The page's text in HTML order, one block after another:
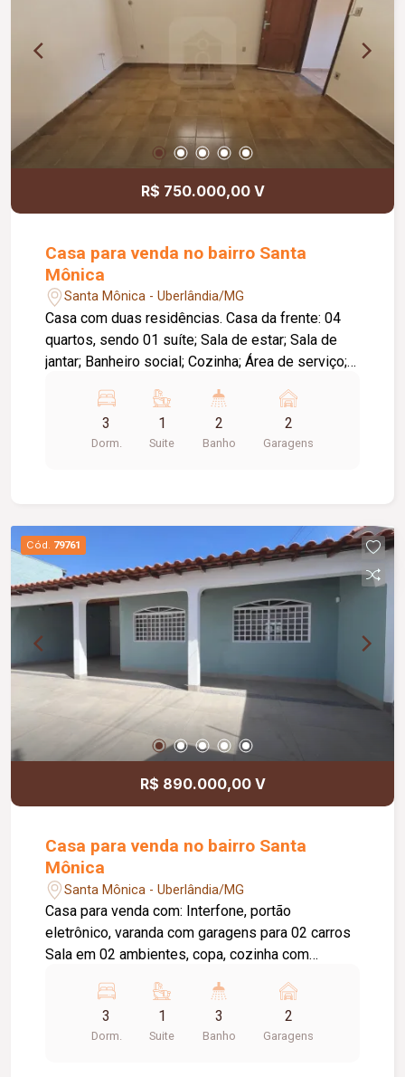
R$ 750.000,00 V
Casa para venda no bairro Santa
Mônica
Santa Mônica - Uberlândia/MG
Casa com duas residências. Casa da frente: 04
quartos, sendo 01 suíte; Sala de estar; Sala de
jantar; Banheiro social; Cozinha; Área de serviço;
quartos; Sala; Banheiro social; Cozinha; Área de
serviço; Garagem para moto; Diferenciais: Laje;
Piso em cerâmica; Informações complementares:
3
Dorm.
1
Suite
2
Banho
2
Garagens
Cód. 79761
R$ 890.000,00 V
Casa para venda no bairro Santa
Mônica
Santa Mônica - Uberlândia/MG
Casa para venda com: Interfone, portão
eletrônico, varanda com garagens para 02 carros
Sala em 02 ambientes, copa, cozinha com
social, armários e blindex nos banheiros, varanda
com área gourmet, piscina. piso tabua corrida e
cerâmica.
3
Dorm.
1
Suite
3
Banho
2
Garagens